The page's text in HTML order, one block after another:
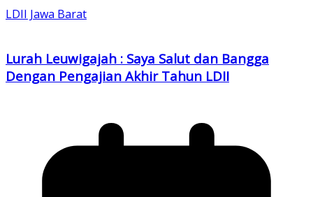
LDII Jawa Barat
Lurah Leuwigajah : Saya Salut dan Bangga
Dengan Pengajian Akhir Tahun LDII